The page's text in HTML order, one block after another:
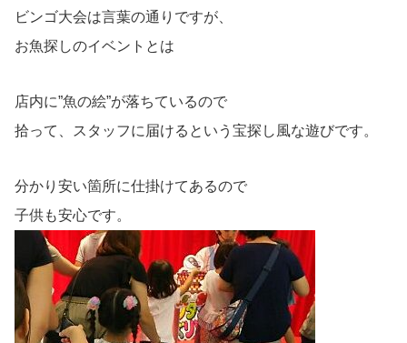
ビンゴ大会は言葉の通りですが、
お魚探しのイベントとは
店内に”魚の絵”が落ちているので
拾って、スタッフに届けるという宝探し風な遊びです。
分かり安い箇所に仕掛けてあるので
子供も安心です。